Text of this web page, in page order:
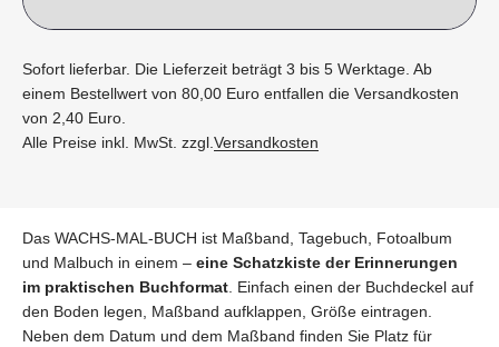
Sofort lieferbar. Die Lieferzeit beträgt 3 bis 5 Werktage. Ab
einem Bestellwert von 80,00 Euro entfallen die Versandkosten
von 2,40 Euro.
Alle Preise inkl. MwSt. zzgl.Versandkosten
Das WACHS-MAL-BUCH ist Maßband, Tagebuch, Fotoalbum
und Malbuch in einem – eine Schatzkiste der Erinnerungen
im praktischen Buchformat. Einfach einen der Buchdeckel auf
den Boden legen, Maßband aufklappen, Größe eintragen.
Neben dem Datum und dem Maßband finden Sie Platz für